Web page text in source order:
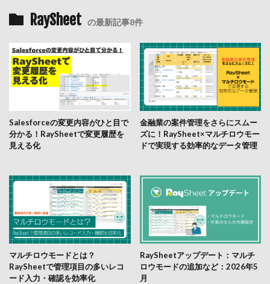
RaySheet の最新記事8件
Salesforceの変更内容がひと目で
分かる！RaySheetで変更履歴を
見える化
金融業の案件管理をさらにスムー
ズに！RaySheet×マルチロウモー
ドで実現する効率的なデータ管理
マルチロウモードとは？
RaySheetで管理項目の多いレコ
ード入力・確認を効率化
RaySheetアップデート：マルチ
ロウモードの追加など：2026年5
月